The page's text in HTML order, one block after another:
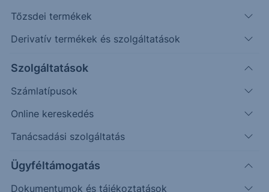
Tőzsdei termékek
Derivatív termékek és szolgáltatások
Szolgáltatások
Számlatípusok
Online kereskedés
Tanácsadási szolgáltatás
Ügyféltámogatás
Dokumentumok és tájékoztatások
Időtáv
Hosszútáv
Alap devizaneme
Indulás
1994.12.30.
Elszámolás
T+3
1hét 1hó 3hó